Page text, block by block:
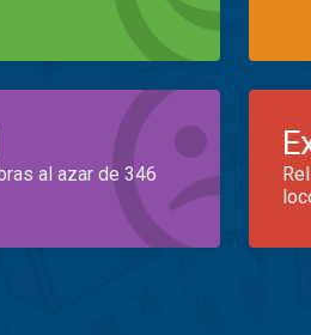
al azar de 346